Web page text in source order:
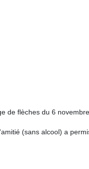
de flèches du 6 novembre.
(sans alcool) a